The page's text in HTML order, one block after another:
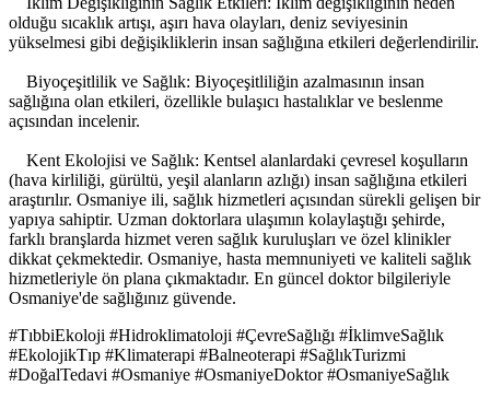
olduğu sıcaklık artışı, aşırı hava olayları, deniz seviyesinin
yükselmesi gibi değişikliklerin insan sağlığına etkileri değerlendirilir.
Biyoçeşitlilik ve Sağlık: Biyoçeşitliliğin azalmasının insan
sağlığına olan etkileri, özellikle bulaşıcı hastalıklar ve beslenme
açısından incelenir.
Kent Ekolojisi ve Sağlık: Kentsel alanlardaki çevresel koşulların
(hava kirliliği, gürültü, yeşil alanların azlığı) insan sağlığına etkileri
araştırılır. Osmaniye ili, sağlık hizmetleri açısından sürekli gelişen bir
yapıya sahiptir. Uzman doktorlara ulaşımın kolaylaştığı şehirde,
farklı branşlarda hizmet veren sağlık kuruluşları ve özel klinikler
dikkat çekmektedir. Osmaniye, hasta memnuniyeti ve kaliteli sağlık
hizmetleriyle ön plana çıkmaktadır. En güncel doktor bilgileriyle
Osmaniye'de sağlığınız güvende.
#TıbbiEkoloji #Hidroklimatoloji #ÇevreSağlığı #İklimveSağlık
#EkolojikTıp #Klimaterapi #Balneoterapi #SağlıkTurizmi
#DoğalTedavi #Osmaniye #OsmaniyeDoktor #OsmaniyeSağlık